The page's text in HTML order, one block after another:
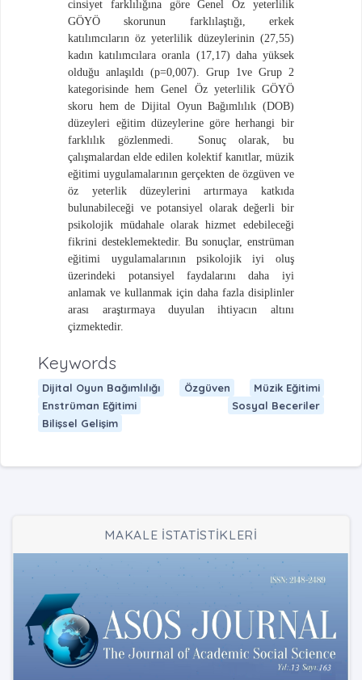
cinsiyet farklılığına göre Genel Öz yeterlilik
GÖYÖ skorunun farklılaştığı, erkek
katılımcıların öz yeterlilik düzeylerinin (27,55)
kadın katılımcılara oranla (17,17) daha yüksek
olduğu anlaşıldı (p=0,007). Grup 1ve Grup 2
kategorisinde hem Genel Öz yeterlilik GÖYÖ
skoru hem de Dijital Oyun Bağımlılık (DOB)
düzeyleri eğitim düzeylerine göre herhangi bir
farklılık gözlenmedi.
Sonuç olarak, bu
çalışmalardan elde edilen kolektif kanıtlar, müzik
eğitimi uygulamalarının gerçekten de özgüven ve
öz yeterlik düzeylerini artırmaya katkıda
bulunabileceği ve potansiyel olarak değerli bir
psikolojik müdahale olarak hizmet edebileceği
fikrini desteklemektedir. Bu sonuçlar, enstrüman
eğitimi uygulamalarının psikolojik iyi oluş
üzerindeki potansiyel faydalarını daha iyi
anlamak ve kullanmak için daha fazla disiplinler
arası araştırmaya duyulan ihtiyacın altını
çizmektedir.
Keywords
Dijital Oyun Bağımlılığı Özgüven
Müzik Eğitimi
Enstrüman Eğitimi
Sosyal Beceriler
Bilişsel Gelişim
MAKALE İSTATİSTİKLERİ